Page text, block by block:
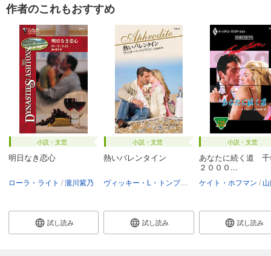
作者のこれもおすすめ
小説・文芸
明日なき恋心
ローラ・ライト 瀧川紫乃
試し読み
小説・文芸
熱いバレンタイン
ヴィッキー・L・トンプソン 山口絵夢
試し読み
小説・文芸
あなたに続く道 千
２０００...
ケイト・ホフマン 山
試し読み